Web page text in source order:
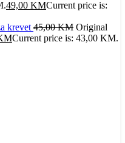
49,00 KMCurrent price is:
krevet 45,00KM Original
Current price is: 43,00 KM.